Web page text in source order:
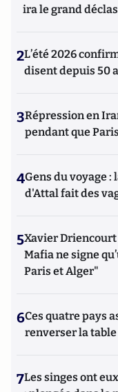
ira le grand
2L’été 2026
disent depuis 50
3Répression en
pendant que
4Gens du voyage
d'Attal fait des
5Xavier Driencourt
Mafia ne signe
Paris et Alger"
6Ces quatre pays
renverser la table
7Les singes ont